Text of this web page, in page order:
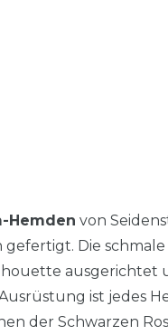
Hemden von
Die schmale
ausgerichtet
ist jedes
der Schwarzen